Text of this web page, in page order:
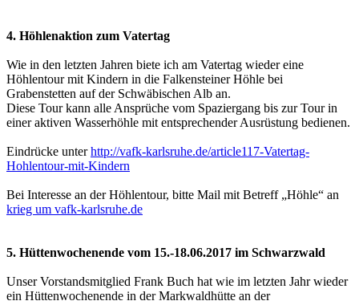
4. Höhlenaktion zum Vatertag
Wie in den letzten Jahren biete ich am Vatertag wieder eine
Höhlentour mit Kindern in die Falkensteiner Höhle bei
Grabenstetten auf der Schwäbischen Alb an.
Diese Tour kann alle Ansprüche vom Spaziergang bis zur Tour in
einer aktiven Wasserhöhle mit entsprechender Ausrüstung bedienen.
Eindrücke unterhttp://vafk-karlsruhe.de/article117-Vatertag-
Hohlentour-mit-Kindern
Bei Interesse an der Höhlentour, bitte Mail mit Betreff „Höhle“ an
krieg um vafk-karlsruhe.de
5. Hüttenwochenende vom 15.-18.06.2017 im Schwarzwald
Unser Vorstandsmitglied Frank Buch hat wie im letzten Jahr wieder
ein Hüttenwochenende in der Markwaldhütte an der